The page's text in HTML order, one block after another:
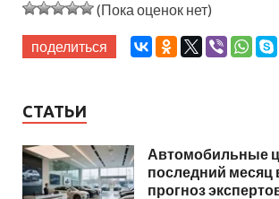
(Пока оценок нет)
поделиться
СТАТЬИ
Автомобильные
последний месяц
прогноз